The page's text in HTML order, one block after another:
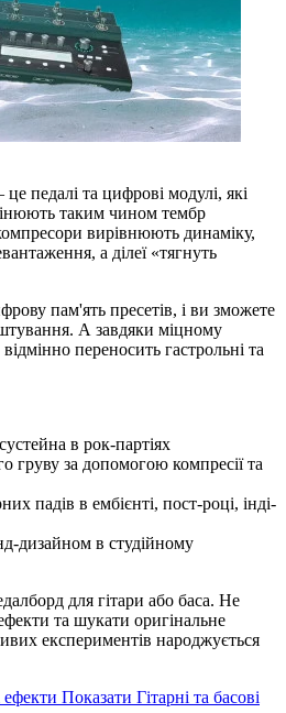
педалі та цифрові модулі, які
таким чином тембр
вирівнюють динаміку,
а ділеї «тягнуть
пам'ять пресетів, і ви зможете
А завдяки міцному
переносить гастрольні та
в рок-партіях
груву за допомогою компресії та
падів в ембієнті, пост-році, інді-
дизайном в студійному
для гітари або баса. Не
та шукати оригінальне
експериментів народжується
ефекти Показати Гітарні та басові